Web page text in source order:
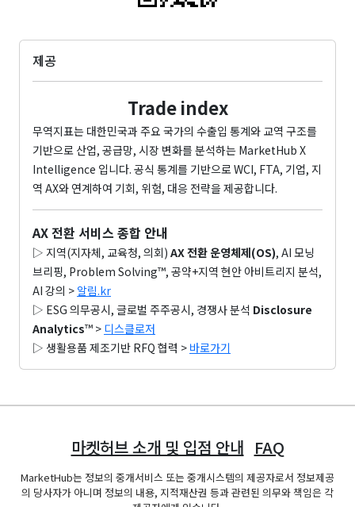
제공
Trade index
무역지표는 대한민국과 주요 국가의 수출입 통계와 교역 구조를
기반으로 산업, 공급망, 시장 변화를 분석하는 MarketHub X
Intelligence 입니다. 공식 통계를 기반으로 WCI, FTA, 기업, 지
역 AX와 연계하여 기회, 위험, 대응 전략을 제공합니다.
AX 전환 서비스 종합 안내
▷ 지역(지자체, 교육청, 의회) AX 전환 운영체제(OS), AI 모닝
브리핑, Problem Solving™, 공약+지역 현안 아비트리지 분석,
AI 강의 > 알림.kr
▷ ESG 의무공시, 글로벌 주주공시, 경쟁사 분석 Disclosure
Analytics™ > 디스클로저
▷ 생활용품 제조기반 RFQ 협력 > 바로가기
마켓허브 소개 및 입점 안내 FAQ
MarketHub는 정보의 중개서비스 또는 중개시스템의 제공자로서 정보제공
의 당사자가 아니며 정보의 내용, 지적재산권 등과 관련된 의무와 책임은 각